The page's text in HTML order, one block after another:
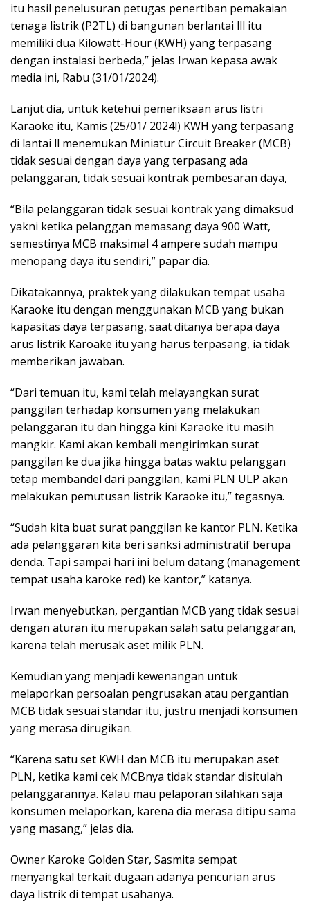
itu hasil penelusuran petugas penertiban pemakaian
tenaga listrik (P2TL) di bangunan berlantai lll itu
memiliki dua Kilowatt-Hour (KWH) yang terpasang
dengan instalasi berbeda,” jelas Irwan kepasa awak
media ini, Rabu (31/01/2024).
Lanjut dia, untuk ketehui pemeriksaan arus listri
Karaoke itu, Kamis (25/01/ 2024l) KWH yang terpasang
di lantai ll menemukan Miniatur Circuit Breaker (MCB)
tidak sesuai dengan daya yang terpasang ada
pelanggaran, tidak sesuai kontrak pembesaran daya,
“Bila pelanggaran tidak sesuai kontrak yang dimaksud
yakni ketika pelanggan memasang daya 900 Watt,
semestinya MCB maksimal 4 ampere sudah mampu
menopang daya itu sendiri,” papar dia.
Dikatakannya, praktek yang dilakukan tempat usaha
Karaoke itu dengan menggunakan MCB yang bukan
kapasitas daya terpasang, saat ditanya berapa daya
arus listrik Karoake itu yang harus terpasang, ia tidak
memberikan jawaban.
“Dari temuan itu, kami telah melayangkan surat
panggilan terhadap konsumen yang melakukan
pelanggaran itu dan hingga kini Karaoke itu masih
mangkir. Kami akan kembali mengirimkan surat
panggilan ke dua jika hingga batas waktu pelanggan
tetap membandel dari panggilan, kami PLN ULP akan
melakukan pemutusan listrik Karaoke itu,” tegasnya.
“Sudah kita buat surat panggilan ke kantor PLN. Ketika
ada pelanggaran kita beri sanksi administratif berupa
denda. Tapi sampai hari ini belum datang (management
tempat usaha karoke red) ke kantor,” katanya.
Irwan menyebutkan, pergantian MCB yang tidak sesuai
dengan aturan itu merupakan salah satu pelanggaran,
karena telah merusak aset milik PLN.
Kemudian yang menjadi kewenangan untuk
melaporkan persoalan pengrusakan atau pergantian
MCB tidak sesuai standar itu, justru menjadi konsumen
yang merasa dirugikan.
“Karena satu set KWH dan MCB itu merupakan aset
PLN, ketika kami cek MCBnya tidak standar disitulah
pelanggarannya. Kalau mau pelaporan silahkan saja
konsumen melaporkan, karena dia merasa ditipu sama
yang masang,” jelas dia.
Owner Karoke Golden Star, Sasmita sempat
menyangkal terkait dugaan adanya pencurian arus
daya listrik di tempat usahanya.